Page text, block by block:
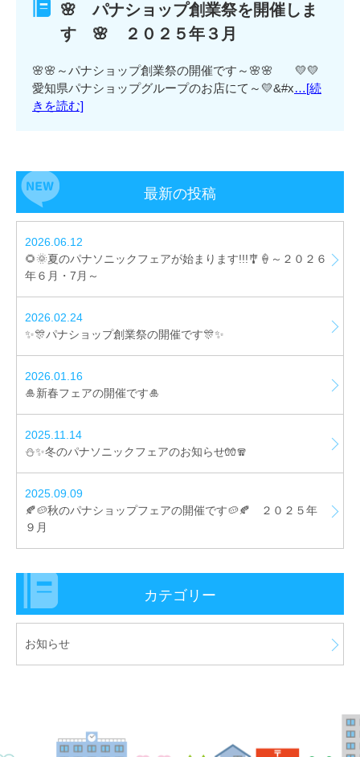
🌸 パナショップ創業祭を開催しま
す 🌸 ２０２５年３月
🌸🌸～パナショップ創業祭の開催です～🌸🌸 💛💛
愛知県パナショップグループのお店にて～💛&#x…[続
きを読む]
最新の投稿
2026.06.12
🌻🌞夏のパナソニックフェアが始まります!!!🎐🍦～２０２６
年６月・7月～
2026.02.24
✨🎊パナショップ創業祭の開催です🎊✨
2026.01.16
🎍新春フェアの開催です🎍
2025.11.14
⛄✨冬のパナソニックフェアのお知らせ🧤🧣
2025.09.09
🍂🥔秋のパナショップフェアの開催です🥔🍂 ２０２５年
９月
カテゴリー
お知らせ